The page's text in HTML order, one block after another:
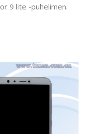
9 lite -puhelimen.